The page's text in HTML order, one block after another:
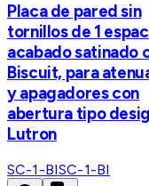
Placa de pared sin
tornillos de 1
acabado satinado
Biscuit, para
y apagadores con
abertura tipo
Lutron
SC-1-BISC-1-BI